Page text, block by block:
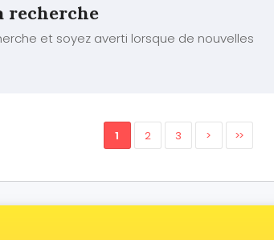
recherche
et soyez averti lorsque de nouvelles
1 2 3 > >>